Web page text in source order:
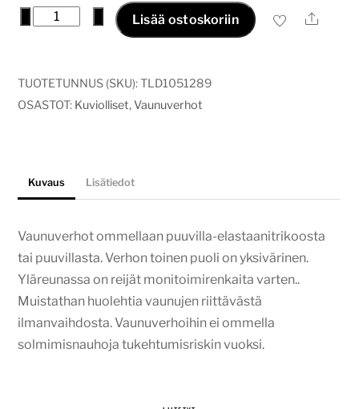
Vaunuverho
määrä
Lisää ostoskoriin Ale
TUOTETUNNUS (SKU):TLD1051289
OSASTOT: Kuviolliset,Vaunuverhot
Kuvaus Lisätiedot
Vaunuverhot ommellaan puuvilla-elastaanitrikoosta
tai puuvillasta. Verhon toinen puoli on yksivärinen.
Yläreunassa on reijät monitoimirenkaita varten..
Muistathan huolehtia vaunujen riittävästä
ilmanvaihdosta. Vaunuverhoihin ei ommella
solmimisnauhoja tukehtumisriskin vuoksi.